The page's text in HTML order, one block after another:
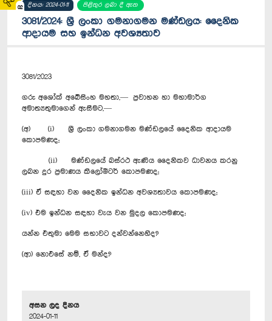
02 දිනය: 2024-01-11 පිළිතුර ලබා දී ඇත
3081/2024: ශ්‍රී ලංකා ගමනාගමන මණ්ඩලය: දෛනික
ආදායම සහ ඉන්ධන අවශ්‍යතාව
3081/2023
ගරු අශෝක් අබේසිංහ මහතා,— ප්‍රවාහන හා මහාමාර්ග
අමාත්‍යතුමාගෙන් ඇසීමට,—
(අ) (i) ශ්‍රී ලංකා ගමනාගමන මණ්ඩලයේ දෛනික ආදායම
කොපමණද;
(ii) මණ්ඩලයේ බස්රථ ඇණිය දෛනිකව ධාවනය කරනු
ලබන දුර ප්‍රමාණය කිලෝමීටර් කොපමණද;
(iii) ඒ සඳහා වන දෛනික ඉන්ධන අවශ්‍යතාවය කොපමණද;
(iv) එම ඉන්ධන සඳහා වැය වන මුදල කොපමණද;
යන්න එතුමා මෙම සභාවට දන්වන්නෙහිද?
(ආ) නොඑසේ නම්, ඒ මන්ද?
අසන ලද දිනය
2024-01-11